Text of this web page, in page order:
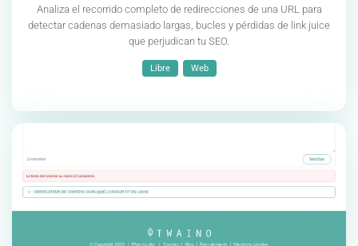
Analiza el recorrido completo de redirecciones de una URL para
detectar cadenas demasiado largas, bucles y pérdidas de link juice
que perjudican tu SEO.
Libre Web